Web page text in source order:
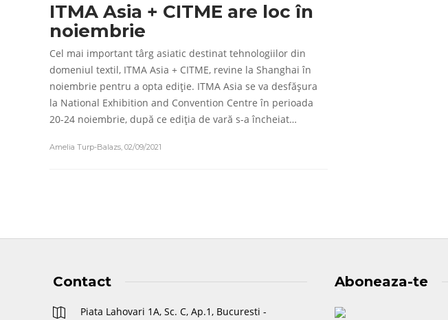
ITMA Asia + CITME are loc în
noiembrie
Cel mai important târg asiatic destinat tehnologiilor din
domeniul textil, ITMA Asia + CITME, revine la Shanghai în
noiembrie pentru a opta ediție. ITMA Asia se va desfășura
la National Exhibition and Convention Centre în perioada
20-24 noiembrie, după ce ediția de vară s-a încheiat…
Amelia Turp-Balazs, 02/09/2021
Contact
Piata Lahovari 1A, Sc. C, Ap.1, Bucuresti -
Aboneaza-te